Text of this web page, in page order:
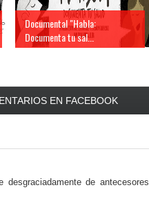
Documental "Habla:
Documenta tu sal...
EN FACEBOOK
de antecesores